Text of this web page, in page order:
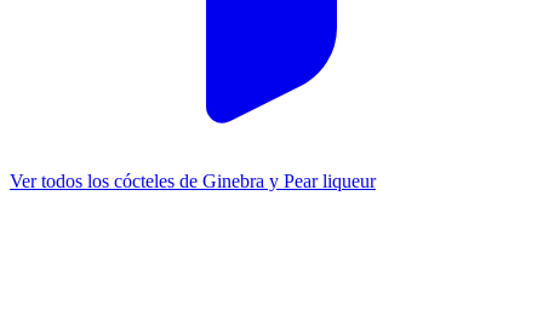
Ver todos los cócteles de Ginebra y Pear liqueur